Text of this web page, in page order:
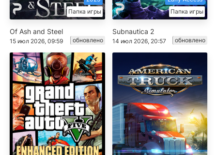
Папка игры
Of Ash and Steel
15 июл 2026, 09:59 обновлено
Папка игры
Subnautica 2
14 июл 2026, 20:57 обновлено